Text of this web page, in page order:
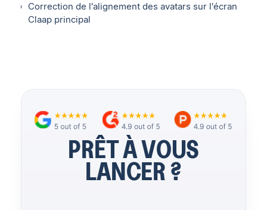
Correction de l'alignement des avatars sur l'écran
Claap principal
PRÊT À VOUS
LANCER ?